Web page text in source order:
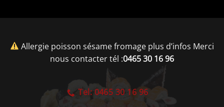
Allergie poisson sésame fromage plus d’infos Merci
nous contacter tél :0465 30 16 96
Tel: 0465 30 16 96